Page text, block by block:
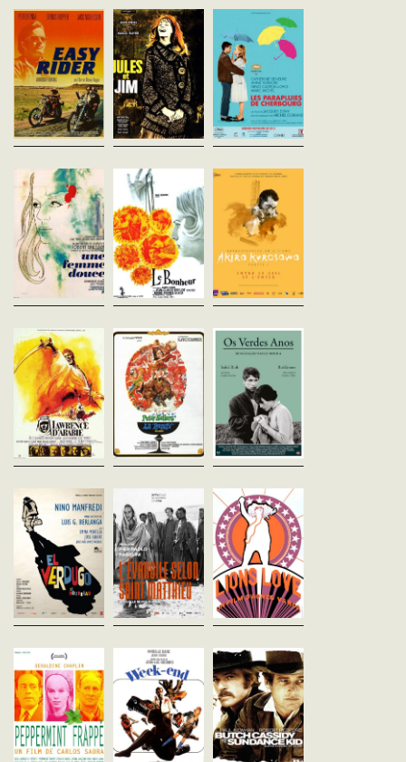
vost - 94'
Deux motards traversent les
États-Unis à la recherche de
liberté dans une Amérique en
pleine mutation.Véritable
manifeste de la contre-
culture, Easy...
vofr - 102'
Deux amis inséparables
voient leur existence
bouleversée par Catherine,
femme libre et insaisissable
dont ils tombent tous deux
amoureux.Jeanne...
France - 1964
vofr - 90'
Un jeune couple
endettée, la jeune fille,
enceinte,...
Une Femme douce
Robert Bresson
vofr - 88'
Un homme trouve le corps
sans vie de sa femme venant
de se suicider. Il se remémore
leur vie passée.Adapté d’une
nouvelle éponyme de
Dostoïevski et...
Le Bonheur
Agnès Varda
vofr - 85'
François, jeune menuisier,
mène une vie heureuse et
simple avec sa femme
Thérèse, couturière, et leurs
deux jeunes enfants. Un jour,
il rencontre...
Entre le ciel et
l'enfer
rassembler tous ses
pour racheter les actions
Lawrence d’Arabie
David Lean
vost - 216'
Le destin épique de l'officier
britannique T. E. Lawrence,
amoureux du désert qui
parvint à unifier les tribus
arabes et mena la révolte
contre l'...
The Party
Blake Edwards
vost - 99'
Hrundi, un acteur raté, se fait
renvoyer d'un tournage après
avoir fait exploser le décor. Par
erreur, il va se retrouver invité
à une fête qu'...
Les Vertes
Paulo Rocha
vost - 91'
fond de sa campagne
tombe amoureux d'Ilda,
jeune...
Le Bourreau
Luis García Berlanga
vost - 91'
Petit fossoyeur sans
ambition, José Luis
Rodríguez rencontre un jour le
vieil Amadeo, bourreau de
son état. Celui-ci vit en
réclusion avec son...
L'Évangile selon
Saint Matthieu
Italie - 1964
vost - 137'
Un ange vient annoncer à
Joseph que sa femme Marie
attend le fils de Dieu: Jésus.
Devenu jeune homme, son
cousin Jean-Baptiste le fait
Christ. Il se...
Lions Love
lies)
France - 1969
vost - 110'
Trois acteurs, Viva, Jim
Jerry, vivent en trio
dans une maison à
Hollywood au moment
Robert Kennedy est
assassiné.La
Peppermint Frappé
Carlos Saura
Julián, radiologue, a installé
son cabinet à domicile. Il
travaille dans l'isolement,
seulement assisté dans ses
tâches par Ana, une
infirmière...
Week-end
Jean-Luc Godard
vofr - 105'
Chaque fin de semaine, c'est
la même chose : tous les
citadins, voulant fuir la ville
pour respirer l'air de la
campagne, tombent dans d'...
Butch Cassidy
le Kid
Etats-Unis - 1969
vost - 110'
Au début du XXe siècle,
Butch Cassidy et son
Sundance Kid pillent les
trains et les banques.
deux malfrats élaborent
plan ingénieux qui...